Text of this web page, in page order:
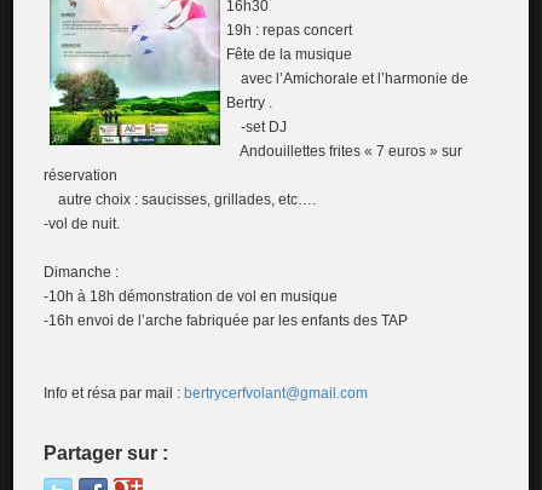
16h30
19h : repas concert
Fête de la musique
avec l’Amichorale et l’harmonie de
Bertry .
-set DJ
Andouillettes frites « 7 euros » sur
réservation
autre choix : saucisses, grillades, etc….
-vol de nuit.
Dimanche :
-10h à 18h démonstration de vol en musique
-16h envoi de l’arche fabriquée par les enfants des TAP
Info et résa par mail : bertrycerfvolant@gmail.com
Partager sur :